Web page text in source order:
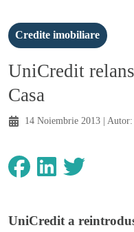
Credite imobiliare
UniCredit
Casa
14 Noiembrie 2013 | Autor:
UniCredit a